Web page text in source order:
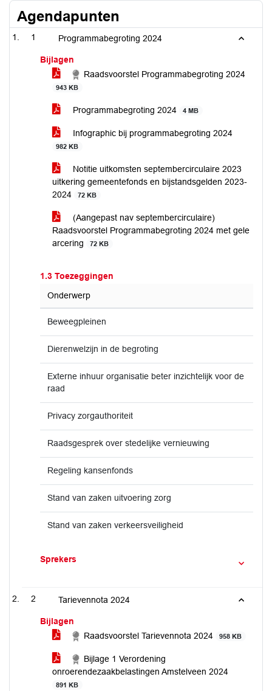
Agendapunten
1 Programmabegroting 2024
Bijlagen
Raadsvoorstel Programmabegroting 2024
943 KB
Programmabegroting 2024 4 MB
Infographic bij programmabegroting 2024
982 KB
Notitie uitkomsten septembercirculaire 2023
uitkering gemeentefonds en bijstandsgelden 2023-
2024
72 KB
(Aangepast nav septembercirculaire)
Raadsvoorstel Programmabegroting 2024 met gele
arcering
72 KB
1.3 Toezeggingen
Onderwerp
Beweegpleinen
Dierenwelzijn in de begroting
Externe inhuur organisatie beter inzichtelijk voor de
raad
Privacy zorgauthoriteit
Raadsgesprek over stedelijke vernieuwing
Regeling kansenfonds
Stand van zaken uitvoering zorg
Stand van zaken verkeersveiligheid
Sprekers
2 Tarievennota 2024
Bijlagen
Raadsvoorstel Tarievennota 2024
958 KB
Bijlage 1 Verordening
onroerendezaakbelastingen Amstelveen 2024
891 KB